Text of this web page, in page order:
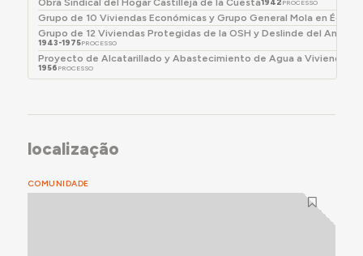
1942 PROCESSO
Grupo de 10 Viviendas Económicas y Grupo General Mola en Écija
Grupo de 12 Viviendas Protegidas de la OSH y Deslinde del
1943-1975PROCESSO
Proyecto de Alcatarillado y Abastecimiento de Agua a Viviendas
1956 PROCESSO
localização
COMUNIDADE